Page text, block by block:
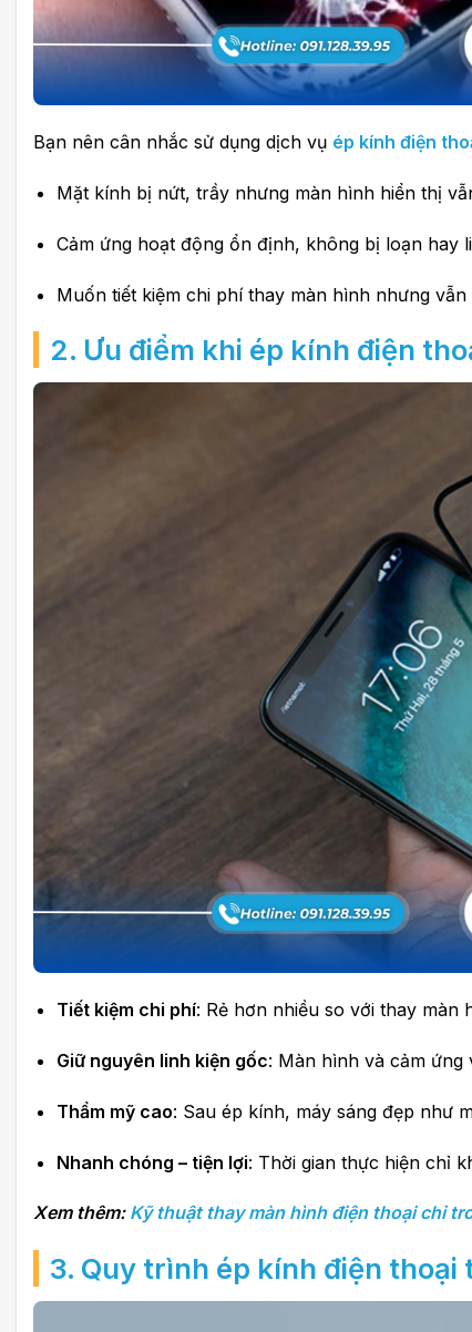
Bạn nên cân nhắc sử dụng dịch vụ ép kính điện
Mặt kính bị nứt, trầy nhưng màn hình hiển thị
Cảm ứng hoạt động ổn định, không bị loạn hay
Muốn tiết kiệm chi phí thay màn hình nhưng
2. Ưu điểm khi ép kính điện
Tiết kiệm chi phí: Rẻ hơn nhiều so với thay màn
Giữ nguyên linh kiện gốc: Màn hình và cảm ứng
Thẩm mỹ cao: Sau ép kính, máy sáng đẹp như
Nhanh chóng – tiện lợi: Thời gian thực hiện chỉ
Xem thêm: Kỹ thuật thay màn hình điện thoại chỉ
3. Quy trình ép kính điện